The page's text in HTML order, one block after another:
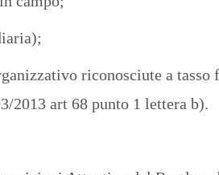
riconosciute a
2013 art 68 punto 1 lettera b).